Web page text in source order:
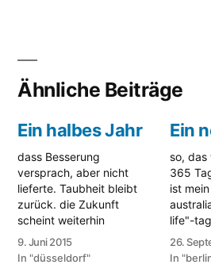
Ähnliche Beiträge
Ein halbes Jahr
dass Besserung
versprach, aber nicht
lieferte. Taubheit bleibt
zurück. die Zukunft
scheint weiterhin
ungewiss, ohne Ziel und
Plan. Das Leben hat
9. Juni 2015
In "düsseldorf"
Ein
so,
365
ist
life"-
26.
In